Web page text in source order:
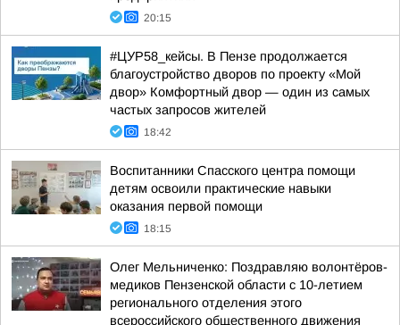
20:15
#ЦУР58_кейсы. В Пензе продолжается
благоустройство дворов по проекту «Мой
двор» Комфортный двор — один из самых
частых запросов жителей
18:42
Воспитанники Спасского центра помощи
детям освоили практические навыки
оказания первой помощи
18:15
Олег Мельниченко: Поздравляю волонтёров-
медиков Пензенской области с 10-летием
регионального отделения этого
всероссийского общественного движения